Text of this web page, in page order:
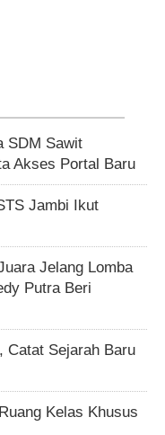
SDM Sawit
Akses Portal Baru
Jambi Ikut
Jelang Lomba
Putra Beri
Catat Sejarah Baru
Kelas Khusus